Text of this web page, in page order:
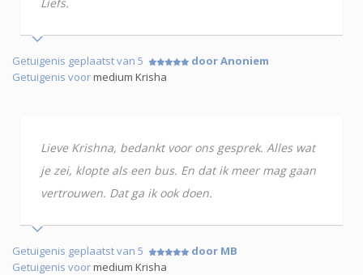
Getuigenis geplaatst van 5
door Anoniem
Getuigenis voormedium Krisha
Lieve Krishna, bedankt voor ons gesprek. Alles wat
je zei, klopte als een bus. En dat ik meer mag gaan
vertrouwen. Dat ga ik ook doen.
Getuigenis geplaatst van 5
door MB
Getuigenis voormedium Krisha